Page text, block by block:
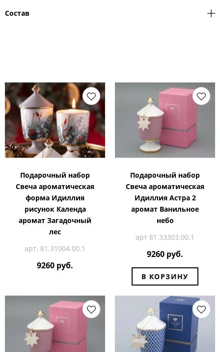
Состав
Подарочный набор
Свеча ароматическая
форма Идиллия
рисунок Календа
аромат Загадочный
лес
арт. 81.31004.00.1
9260 руб.
Подарочный набор
Свеча ароматическая
Идиллия Астра 2
аромат Ванильное
небо
арт 81.33303.00.1
9260 руб.
В КОРЗИНУ